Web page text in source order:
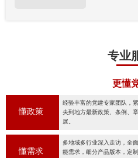
专业
更懂
懂政策
经验丰富的党建专家团队，
央到地方最新政策、条例、
展。
懂需求
多地域多行业深入走访，全
能需求，细分产品版本，定